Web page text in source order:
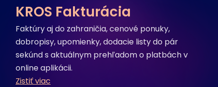
KROS Fakturácia
Faktúry aj do zahraničia, cenové ponuky,
dobropisy, upomienky, dodacie listy do pár
sekúnd s aktuálnym prehľadom o platbách v
online aplikácii.
Zistiť viac